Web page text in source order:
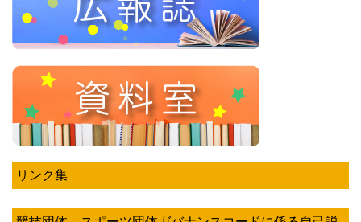
リンク集